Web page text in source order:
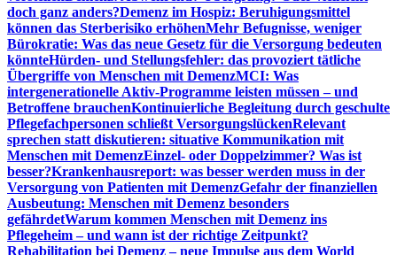
doch ganz anders?Demenz im Hospiz: Beruhigungsmittel
können das Sterberisiko erhöhenMehr Befugnisse, weniger
Bürokratie: Was das neue Gesetz für die Versorgung bedeuten
könnteHürden- und Stellungsfehler: das provoziert tätliche
Übergriffe von Menschen mit DemenzMCI: Was
intergenerationelle Aktiv-Programme leisten müssen – und
Betroffene brauchenKontinuierliche Begleitung durch geschulte
Pflegefachpersonen schließt VersorgungslückenRelevant
sprechen statt diskutieren: situative Kommunikation mit
Menschen mit DemenzEinzel- oder Doppelzimmer? Was ist
besser?Krankenhausreport: was besser werden muss in der
Versorgung von Patienten mit DemenzGefahr der finanziellen
Ausbeutung: Menschen mit Demenz besonders
gefährdetWarum kommen Menschen mit Demenz ins
Pflegeheim – und wann ist der richtige Zeitpunkt?
Rehabilitation bei Demenz – neue Impulse aus dem World